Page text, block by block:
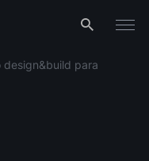
Menú
para